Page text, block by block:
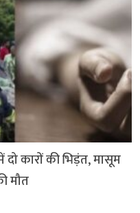
दो कारों की भिड़ंत, मासूम
मौत